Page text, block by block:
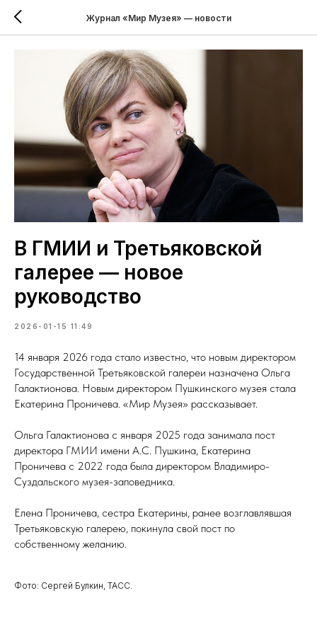
Журнал «Мир Музея» — новости
В ГМИИ и Третьяковской
галерее — новое
руководство
2026-01-15 11:49
14 января 2026 года стало известно, что новым директором
Государственной Третьяковской галереи назначена Ольга
Галактионова. Новым директором Пушкинского музея стала
Екатерина Проничева. «Мир Музея» рассказывает.
Ольга Галактионова с января 2025 года занимала пост
директора ГМИИ имени А.С. Пушкина, Екатерина
Проничева с 2022 года была директором Владимиро-
Суздальского музея-заповедника.
Елена Проничева, сестра Екатерины, ранее возглавлявшая
Третьяковскую галерею, покинула свой пост по
собственному желанию.
Фото: Сергей Булкин, ТАСС.